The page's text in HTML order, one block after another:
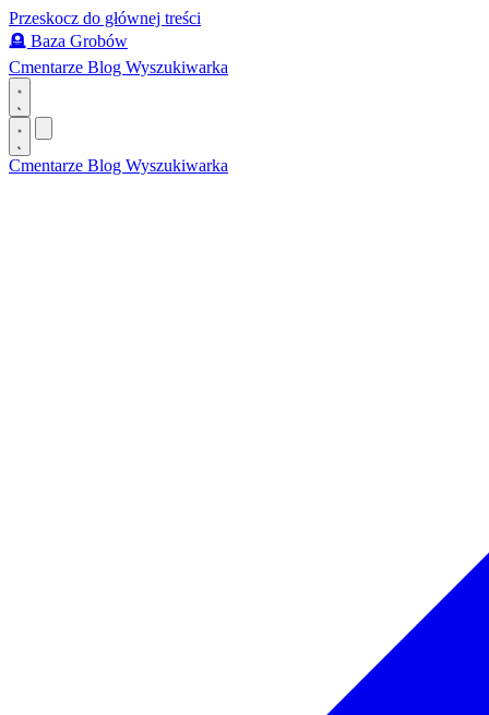
Przeskocz do głównej treści
🪦 Baza Grobów
Cmentarze Blog Wyszukiwarka
Cmentarze Blog Wyszukiwarka